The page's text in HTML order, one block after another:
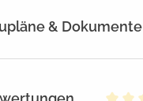
& Dokumente